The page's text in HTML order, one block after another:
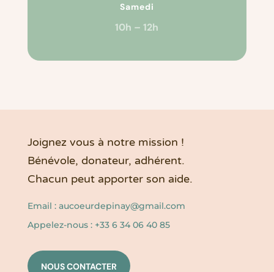
Samedi
10h – 12h
Joignez vous à notre mission !
Bénévole, donateur, adhérent.
Chacun peut apporter son aide.
Email : aucoeurdepinay@gmail.com
Appelez-nous : +33 6 34 06 40 85
NOUS CONTACTER